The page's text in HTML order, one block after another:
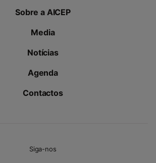
Sobre a AICEP
Media
Notícias
Agenda
Contactos
Siga-nos